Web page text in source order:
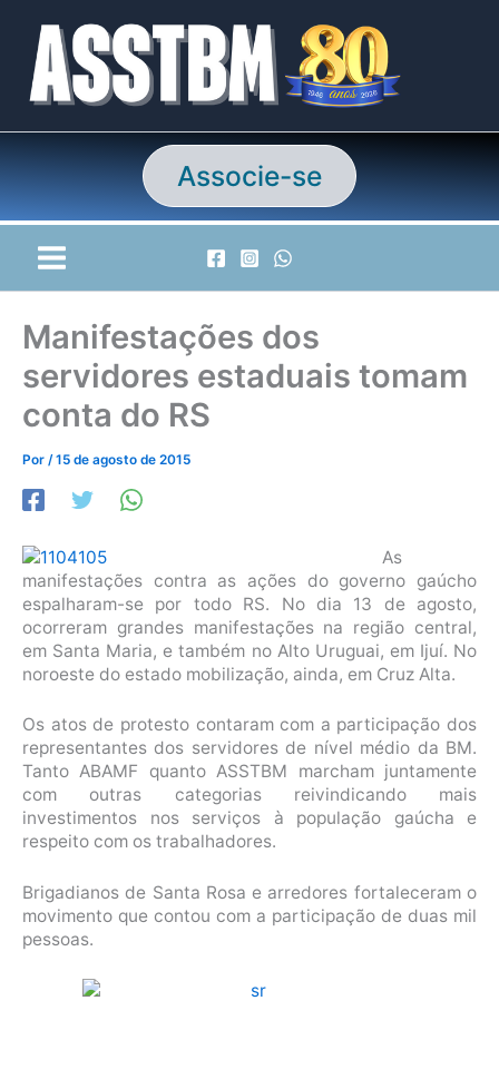
conteúdo
Associe-se
Manifestações dos
servidores estaduais tomam
conta do RS
Por /15 de agosto de 2015
As
manifestações contra as ações do governo gaúcho
espalharam-se por todo RS. No dia 13 de agosto,
ocorreram grandes manifestações na região central,
em Santa Maria, e também no Alto Uruguai, em Ijuí. No
noroeste do estado mobilização, ainda, em Cruz Alta.
Os atos de protesto contaram com a participação dos
representantes dos servidores de nível médio da BM.
Tanto ABAMF quanto ASSTBM marcham juntamente
com outras categorias reivindicando mais
investimentos nos serviços à população gaúcha e
respeito com os trabalhadores.
Brigadianos de Santa Rosa e arredores fortaleceram o
movimento que contou com a participação de duas mil
pessoas.